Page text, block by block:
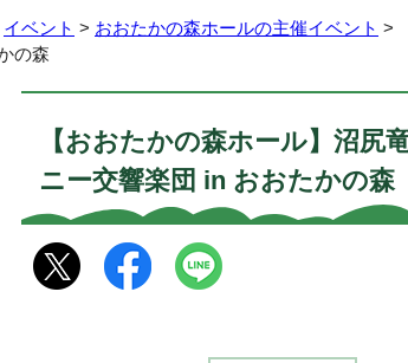
イベント > おおたかの森ホールの主催イベント >
の森
【おおたかの森ホール】沼尻
ニー交響楽団 in おおたかの森